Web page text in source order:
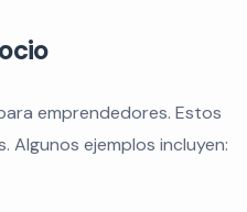
emprendedores. Estos
ejemplos incluyen: